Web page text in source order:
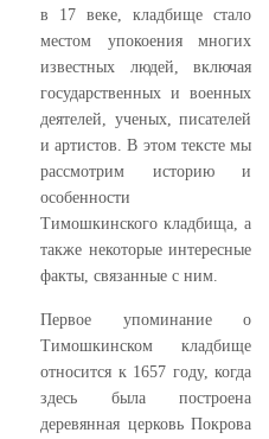
в 17 веке, кладбище стало
местом упокоения многих
известных людей, включая
государственных и военных
деятелей, ученых, писателей
и артистов. В этом тексте мы
рассмотрим историю и
особенности
Тимошкинского кладбища, а
также некоторые интересные
факты, связанные с ним.
Первое упоминание о
Тимошкинском кладбище
относится к 1657 году, когда
здесь была построена
деревянная церковь Покрова